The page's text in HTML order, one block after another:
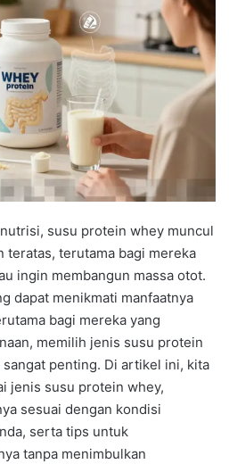
susu protein whey muncul
teratas, terutama bagi mereka
ingin membangun massa otot.
dapat menikmati manfaatnya
bagi mereka yang
memilih jenis susu protein
penting. Di artikel ini, kita
jenis susu protein whey,
sesuai dengan kondisi
serta tips untuk
tanpa menimbulkan